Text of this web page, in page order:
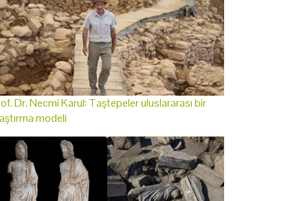
Dr. Necmi Karul: Taştepeler uluslararası bir
modeli